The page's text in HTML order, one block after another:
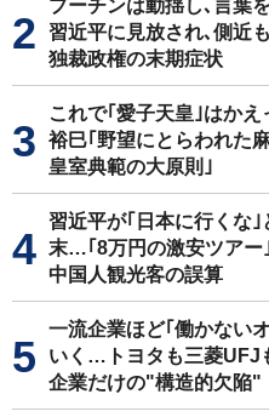
プーチンは動揺し､言葉
習近平に見放され､側近
独裁政権の末期症状
これで｢愛子天皇｣はか
裕巳｢野望にとらわれた
皇室典範の大原則｣
習近平が｢日本に行くな
末…｢8万円の激安ツアー
中国人観光客の誤算
一流企業ほど｢働かない
いく…トヨタも三菱UFJ
企業だけの"構造的欠陥"